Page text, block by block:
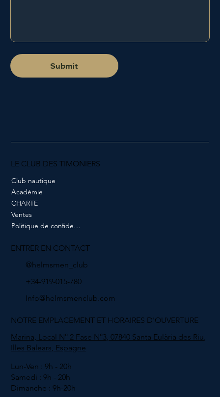
LE CLUB DES TIMONIERS
Club nautique
Académie
CHARTE
Ventes
Politique de confidentialité
NOTRE EMPLACEMENT ET HORAIRES D'OUVERTURE
Marina, Local N° 2 Fase N°3, 07840 Santa Eulària des Riu,
Illes Balears, Espagne
Lun-Ven : 9h - 20h
Samedi : 9h - 20h
Dimanche : 9h-20h
ENTRER EN CONTACT
@helmsmen_club
+34-919-015-780
Info@helmsmenclub.com
Submit